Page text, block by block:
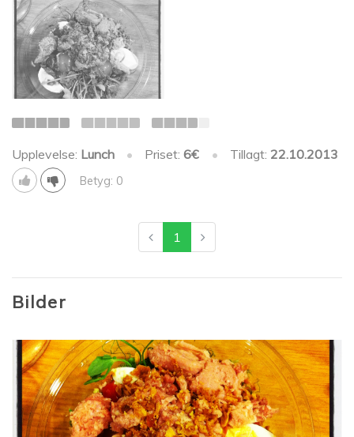
Upplevelse: Lunch • Priset:6€ • Tillagt: 22.10.2013
Betyg: 0
1
Bilder